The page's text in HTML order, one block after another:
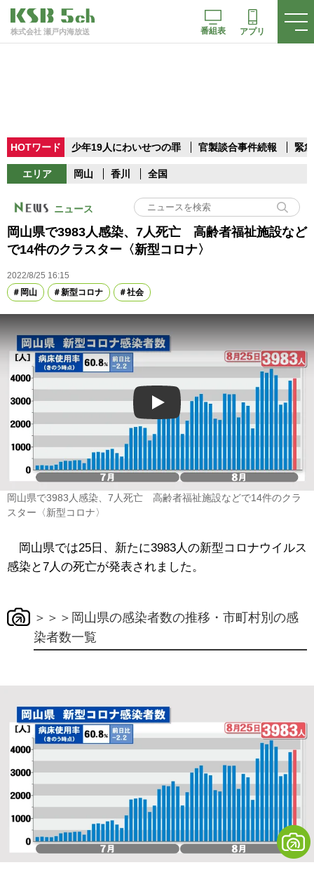
株式会社 瀬戸内海放送 番組表 アプリ
HOTワード 少年19人にわいせつの罪 官製談合事件続報 緊
エリア 岡山 香川 全国
ニュース
岡山県で3983人感染、7人死亡 高齢者福祉施設など
で14件のクラスター〈新型コロナ〉
2022/8/25 16:15
岡山
新型コロナ 社会
Play
岡山県で3983人感染、7人死亡 高齢者福祉施設などで14件のクラ
スター〈新型コロナ〉
岡山県では25日、新たに3983人の新型コロナウイルス
感染と7人の死亡が発表されました。
＞＞＞岡山県の感染者数の推移・市町村別の感
染者数一覧